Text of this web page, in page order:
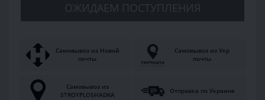
ОЖИДАЕМ ПОСТУПЛЕНИЯ
Самовывоз из Новой
почты
Самовывоз из Укр
почты
Самовывоз из
STROYPLOSHADKA
Отправка по Украине